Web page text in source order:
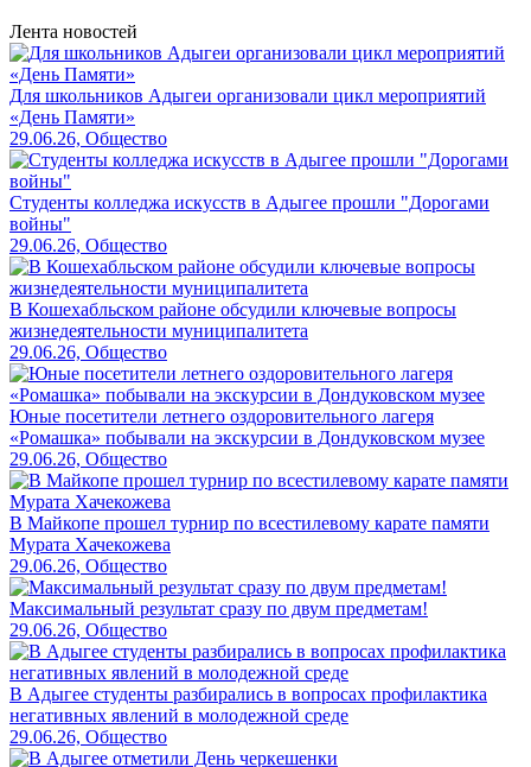
Лента новостей
Для школьников Адыгеи организовали цикл мероприятий
«День Памяти»
29.06.26, Общество
Студенты колледжа искусств в Адыгее прошли "Дорогами
войны"
29.06.26, Общество
В Кошехабльском районе обсудили ключевые вопросы
жизнедеятельности муниципалитета
29.06.26, Общество
Юные посетители летнего оздоровительного лагеря
«Ромашка» побывали на экскурсии в Дондуковском музее
29.06.26, Общество
В Майкопе прошел турнир по всестилевому карате памяти
Мурата Хачекожева
29.06.26, Общество
Максимальный результат сразу по двум предметам!
29.06.26, Общество
В Адыгее студенты разбирались в вопросах профилактика
негативных явлений в молодежной среде
29.06.26, Общество